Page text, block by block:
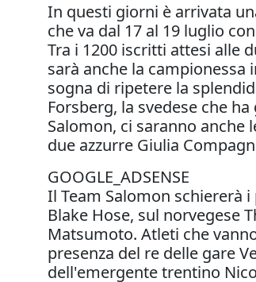
In questi giorni è arrivata
che va dal 17 al 19 luglio
Tra i 1200 iscritti attesi alle
sarà anche la campionessa
sogna di ripetere la
Forsberg, la svedese che
Salomon, ci saranno anche
due azzurre Giulia
GOOGLE_ADSENSE
Il Team Salomon schiererà
Blake Hose, sul norvegese
Matsumoto. Atleti che
presenza del re delle gare
dell'emergente trentino